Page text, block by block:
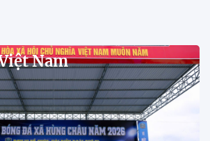
tại ASEAN Cup 2026
17:17 27/07/2026
XSKT Đắk Lắk viết nên lịch sử
với chức vô địch VPL-S7